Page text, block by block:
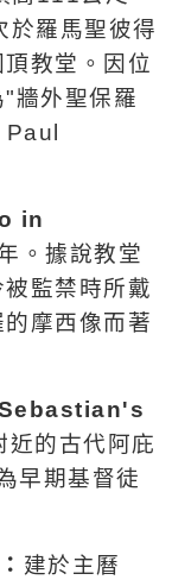
於羅馬聖彼得
教堂。因位
牆外聖保羅
in
。據說教堂
監禁時所戴
摩西像而著
近的古代阿庇
早期基督徒
建於主曆